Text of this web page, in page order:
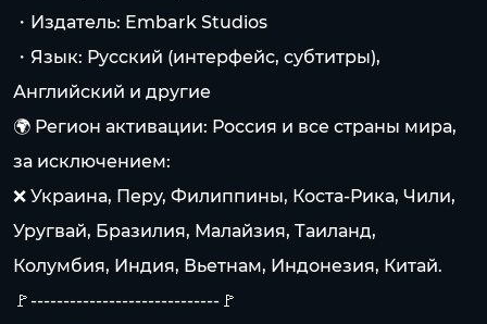
・Издатель: Embark Studios
・Язык: Русский (интерфейс, субтитры),
Английский и другие
🌍 Регион активации: Россия и все страны мира,
за исключением:
❌ Украина, Перу, Филиппины, Коста-Рика, Чили,
Уругвай, Бразилия, Малайзия, Таиланд,
Колумбия, Индия, Вьетнам, Индонезия, Китай.
🚩-----------------------------🚩